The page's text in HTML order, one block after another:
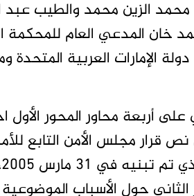
محمد الزين محمد والطيب
إلى كريم أحمد خان المدعي العام
الإمارات العربية المتحدة
أربعة محاور المحور
قرار مجلس الأمن التابع
حول الأسباب الموضوعية